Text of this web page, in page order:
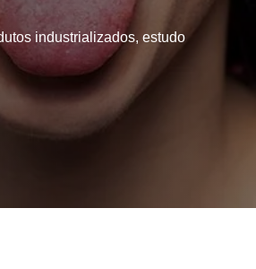
industrializados, estudo